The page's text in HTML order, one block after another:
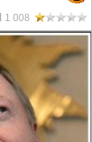
1 008